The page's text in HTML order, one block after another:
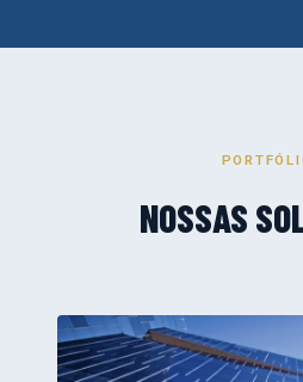
NOSSAS